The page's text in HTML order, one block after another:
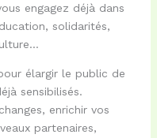
engagez déjà dans
solidarités,
élargir le public de
sensibilisés.
enrichir vos
partenaires,